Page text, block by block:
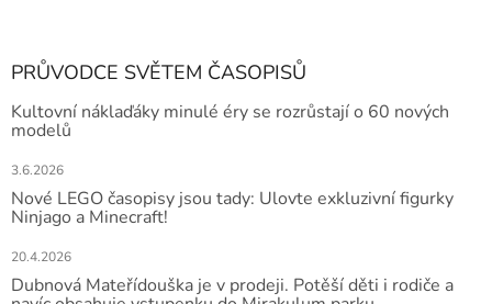
PRŮVODCE SVĚTEM ČASOPISŮ
Kultovní náklaďáky minulé éry se rozrůstají o 60 nových
modelů
3.6.2026
Nové LEGO časopisy jsou tady: Ulovte exkluzivní figurky
Ninjago a Minecraft!
20.4.2026
Dubnová Mateřídouška je v prodeji. Potěší děti i rodiče a